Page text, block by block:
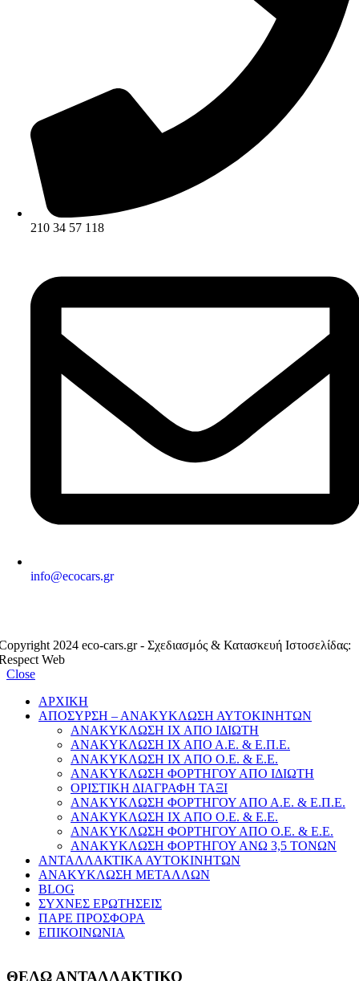
210 34 57 118
info@ecocars.gr
2024 eco-cars.gr - Σχεδιασμός & Κατασκευή Ιστοσελίδας:
Web
Close
ΑΡΧΙΚΗ
ΑΠΟΣΥΡΣΗ – ΑΝΑΚΥΚΛΩΣΗ ΑΥΤΟΚΙΝΗΤΩΝ
ΑΝΑΚΥΚΛΩΣΗ ΙΧ ΑΠΟ ΙΔΙΩΤΗ
ΑΝΑΚΥΚΛΩΣΗ ΙΧ ΑΠΟ Α.Ε. & Ε.Π.Ε.
ΑΝΑΚΥΚΛΩΣΗ ΙΧ ΑΠΟ Ο.Ε. & Ε.Ε.
ΑΝΑΚΥΚΛΩΣΗ ΦΟΡΤΗΓΟΥ ΑΠΟ ΙΔΙΩΤΗ
ΟΡΙΣΤΙΚΗ ΔΙΑΓΡΑΦΗ ΤΑΞΙ
ΑΝΑΚΥΚΛΩΣΗ ΦΟΡΤΗΓΟΥ ΑΠΟ Α.Ε. & Ε.Π.Ε.
ΑΝΑΚΥΚΛΩΣΗ ΙΧ ΑΠΟ Ο.Ε. & Ε.Ε.
ΑΝΑΚΥΚΛΩΣΗ ΦΟΡΤΗΓΟΥ ΑΠΟ Ο.Ε. & Ε.Ε.
ΑΝΑΚΥΚΛΩΣΗ ΦΟΡΤΗΓΟΥ ΑΝΩ 3,5 ΤΟΝΩΝ
ΑΝΤΑΛΛΑΚΤΙΚΑ ΑΥΤΟΚΙΝΗΤΩΝ
ΑΝΑΚΥΚΛΩΣΗ ΜΕΤΑΛΛΩΝ
BLOG
ΣΥΧΝΕΣ ΕΡΩΤΗΣΕΙΣ
ΠΑΡΕ ΠΡΟΣΦΟΡΑ
ΕΠΙΚΟΙΝΩΝΙΑ
ΘΕΛΩ ΑΝΤΑΛΛΑΚΤΙΚΟ